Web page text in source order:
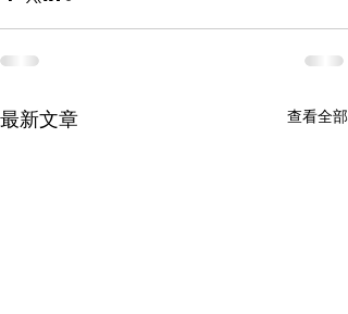
最新文章 查看全部